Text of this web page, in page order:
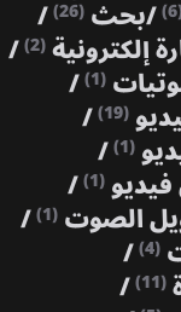
/بحث (26)
/
إلكترونية(2)
/
(1)
/
(19)
/
(1)
/
(1)
/
الصوت (1)
/
(4)
/
(11)
/